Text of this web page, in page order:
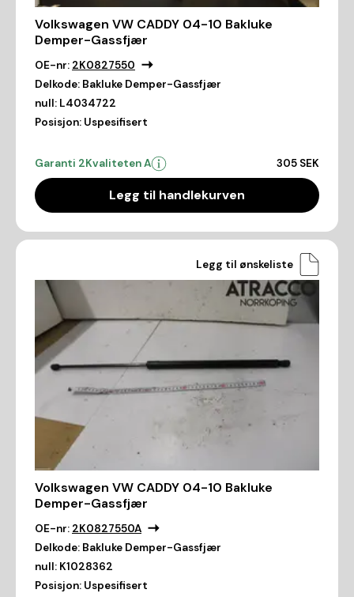
Volkswagen VW CADDY 04-10 Bakluke
Demper-Gassfjær
OE-nr: 2K0827550
Delkode: Bakluke Demper-Gassfjær
null: L4034722
Posisjon: Uspesifisert
Garanti 2Kvaliteten A 305 SEK
Legg til handlekurven
Legg til ønskeliste
Volkswagen VW CADDY 04-10 Bakluke
Demper-Gassfjær
OE-nr: 2K0827550A
Delkode: Bakluke Demper-Gassfjær
null: K1028362
Posisjon: Uspesifisert